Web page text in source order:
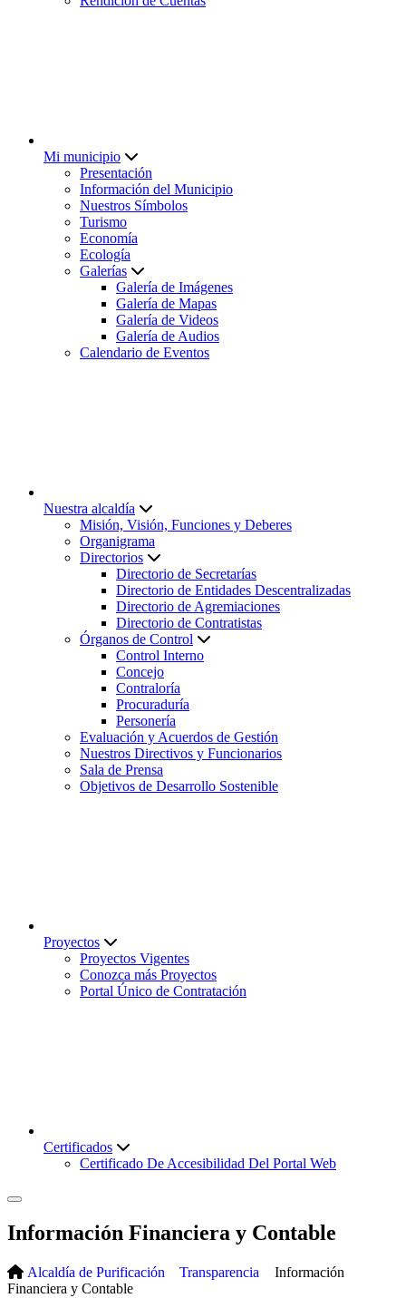
Mi municipio
Presentación
Información del Municipio
Nuestros Símbolos
Turismo
Economía
Ecología
Galerías
Galería de Imágenes
Galería de Mapas
Galería de Videos
Galería de Audios
Calendario de Eventos
Nuestra alcaldía
Misión, Visión, Funciones y Deberes
Organigrama
Directorios
Directorio de Secretarías
Directorio de Entidades Descentralizadas
Directorio de Agremiaciones
Directorio de Contratistas
Órganos de Control
Control Interno
Concejo
Contraloría
Procuraduría
Personería
Evaluación y Acuerdos de Gestión
Nuestros Directivos y Funcionarios
Sala de Prensa
Objetivos de Desarrollo Sostenible
Proyectos
Proyectos Vigentes
Conozca más Proyectos
Portal Único de Contratación
Certificados
Certificado De Accesibilidad Del Portal Web
Información Financiera y Contable
Alcaldía de Purificación Transparencia
Información
Financiera y Contable